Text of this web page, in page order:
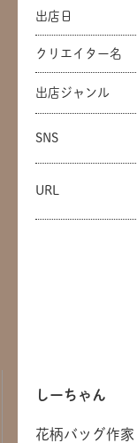
出店日
クリエイター名
出店ジャンル
SNS
URL
しーちゃん
花柄バッグ作家